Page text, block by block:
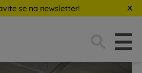
se na newsletter!